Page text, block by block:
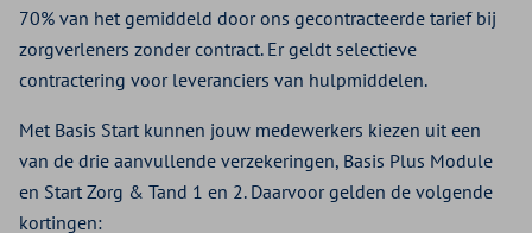
70% van het gemiddeld door ons gecontracteerde tarief bij
zorgverleners zonder contract. Er geldt selectieve
contractering voor leveranciers van hulpmiddelen.
Met Basis Start kunnen jouw medewerkers kiezen uit een
van de drie aanvullende verzekeringen, Basis Plus Module
en Start Zorg & Tand 1 en 2. Daarvoor gelden de volgende
kortingen: